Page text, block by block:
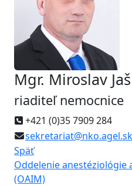
Mgr. Miroslav
riaditeľ nemocnice
+421 (0)35 7909 284
sekretariat@nko.agel.sk
Späť
Oddelenie anestéziológie
(OAIM)